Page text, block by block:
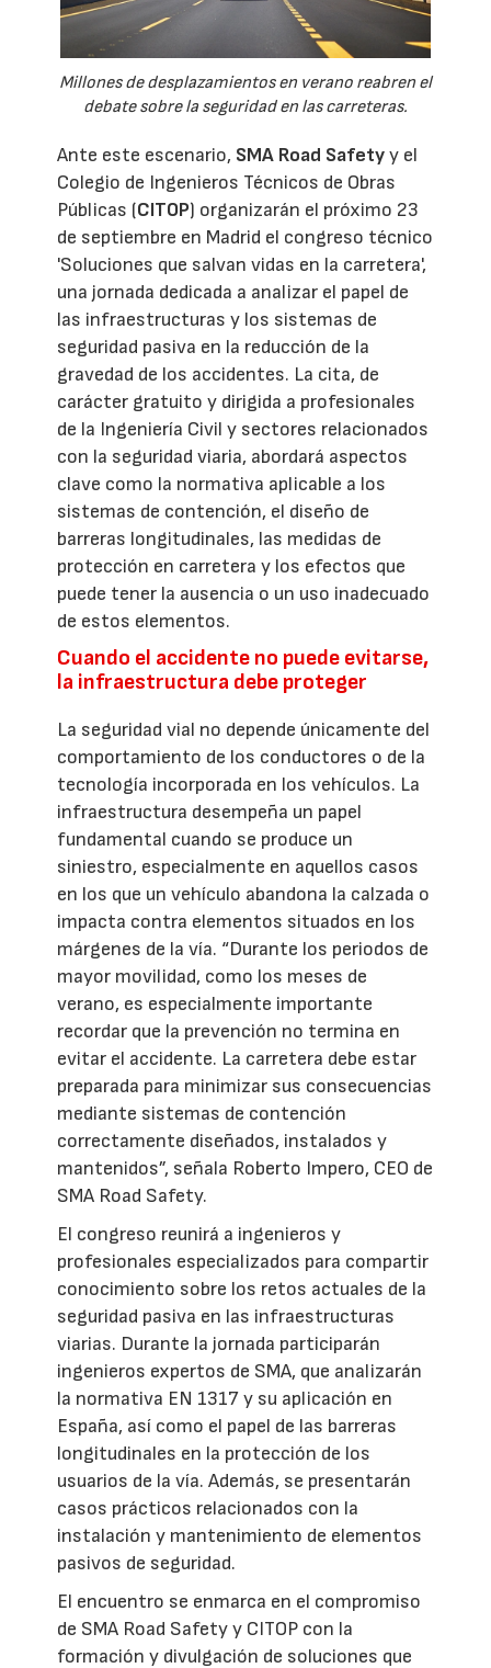
Millones de desplazamientos en verano reabren el
debate sobre la seguridad en las carreteras.
Ante este escenario, SMA Road Safetyy el
Colegio de Ingenieros Técnicos de Obras
Públicas (CITOP) organizarán el próximo 23
de septiembre en Madrid el congreso técnico
'Soluciones que salvan vidas en la carretera',
una jornada dedicada a analizar el papel de
las infraestructuras y los sistemas de
seguridad pasiva en la reducción de la
gravedad de los accidentes. La cita, de
carácter gratuito y dirigida a profesionales
de la Ingeniería Civil y sectores relacionados
con la seguridad viaria, abordará aspectos
clave como la normativa aplicable a los
sistemas de contención, el diseño de
barreras longitudinales, las medidas de
protección en carretera y los efectos que
puede tener la ausencia o un uso inadecuado
de estos elementos.
Cuando el accidente no puede evitarse,
la infraestructura debe proteger
La seguridad vial no depende únicamente del
comportamiento de los conductores o de la
tecnología incorporada en los vehículos. La
infraestructura desempeña un papel
fundamental cuando se produce un
siniestro, especialmente en aquellos casos
en los que un vehículo abandona la calzada o
impacta contra elementos situados en los
márgenes de la vía. “Durante los periodos de
mayor movilidad, como los meses de
verano, es especialmente importante
recordar que la prevención no termina en
evitar el accidente. La carretera debe estar
preparada para minimizar sus consecuencias
mediante sistemas de contención
correctamente diseñados, instalados y
mantenidos”, señala Roberto Impero, CEO de
SMA Road Safety.
El congreso reunirá a ingenieros y
profesionales especializados para compartir
conocimiento sobre los retos actuales de la
seguridad pasiva en las infraestructuras
viarias. Durante la jornada participarán
ingenieros expertos de SMA, que analizarán
la normativa EN 1317 y su aplicación en
España, así como el papel de las barreras
longitudinales en la protección de los
usuarios de la vía. Además, se presentarán
casos prácticos relacionados con la
instalación y mantenimiento de elementos
pasivos de seguridad.
El encuentro se enmarca en el compromiso
de SMA Road Safety y CITOP con la
formación y divulgación de soluciones que